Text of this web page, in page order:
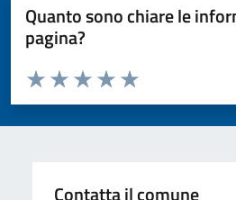
Quanto sono chiare le
pagina?
Valuta da 1 a 5 stelle la pagina
Valuta 5 stelle su 5
Valuta 4 stelle su 5
Valuta 3 stelle su 5
Valuta 2 stelle su 5
Valuta 1 stelle su 5
Contatta il comune